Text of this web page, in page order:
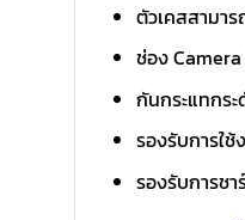
ตัวเคสสามา
ช่อง
กันกระแทกร
รองรับการใ
รองรับการช